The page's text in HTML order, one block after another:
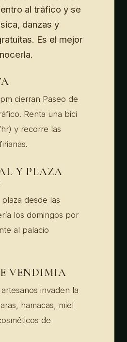
al tráfico y se
danzas y
Es el mejor
cierran Paseo de
Renta una bici
y recorre las
Y PLAZA
desde las
los domingos por
al palacio
VENDIMIA
invaden la
hamacas, miel
de